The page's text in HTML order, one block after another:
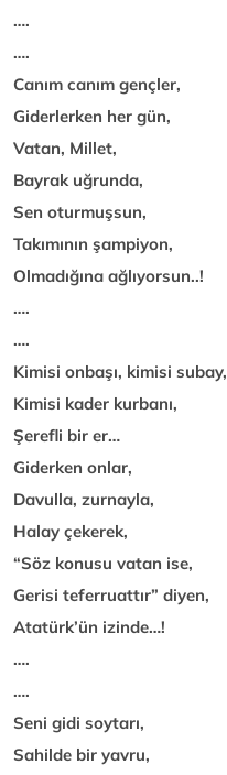
….
….
Canım canım gençler,
Giderlerken her gün,
Vatan, Millet,
Bayrak uğrunda,
Sen oturmuşsun,
Takımının şampiyon,
Olmadığına ağlıyorsun..!
….
….
Kimisi onbaşı, kimisi subay,
Kimisi kader kurbanı,
Şerefli bir er…
Giderken onlar,
Davulla, zurnayla,
Halay çekerek,
“Söz konusu vatan ise,
Gerisi teferruattır” diyen,
Atatürk’ün izinde…!
….
….
Seni gidi soytarı,
Sahilde bir yavru,